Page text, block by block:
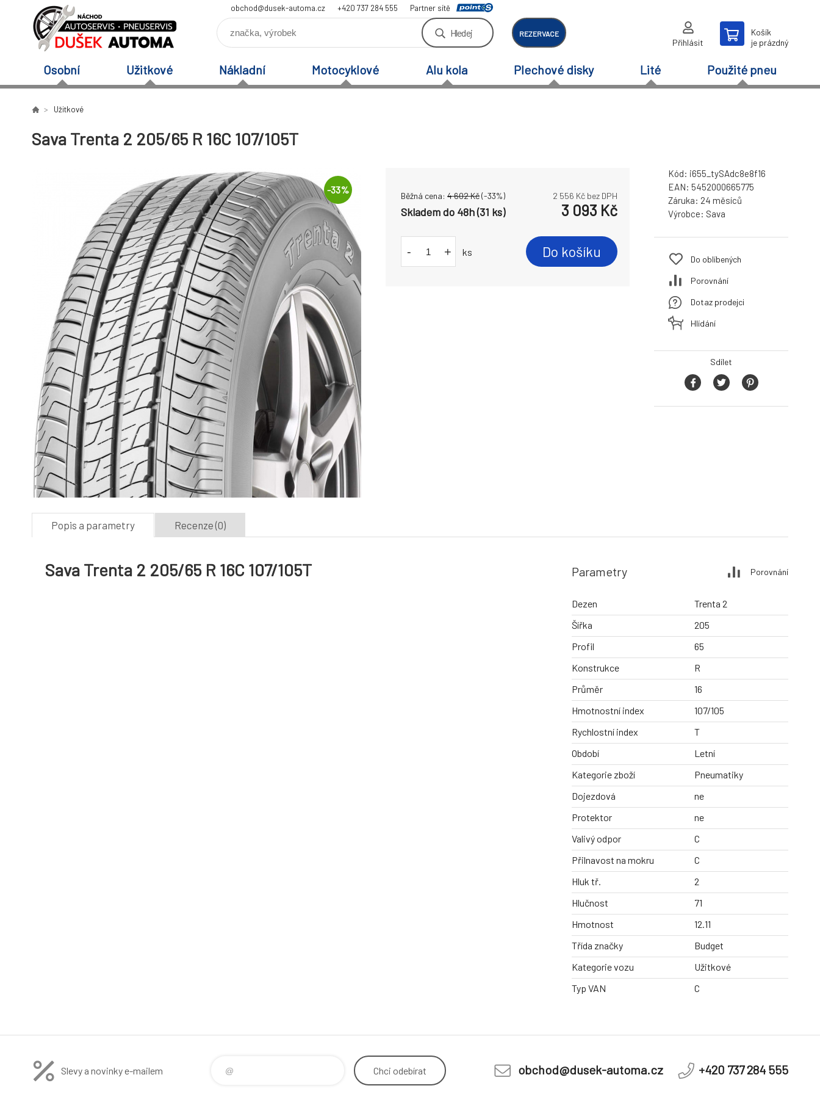
obchod@dusek-automa.cz +420 737 284 555 Partner sítě
Hledej REZERVACE
Přihlásit
Košík
je prázdný
Osobní Užitkové Nákladní Motocyklové Alu kola Plechové disky Lité Použité pneu
Užitkové
Sava Trenta 2 205/65 R 16C 107/105T
-33%
Běžná cena: 4 602Kč(-33%) 2 556 Kč bez DPH
Skladem do 48h (31 ks) 3 093 Kč
- + ks Do košíku
Kód: i655_tySAdc8e8f16
EAN: 5452000665775
Záruka: 24 měsíců
Výrobce: Sava
Do oblíbených
Porovnání
Dotaz prodejci
Hlídání
Sdílet
Popis a parametry Recenze (0)
Sava Trenta 2 205/65 R 16C 107/105T Parametry Porovnání
Dezen
Trenta 2
Šířka
205
Profil
65
Konstrukce
R
Průměr
16
Hmotnostní index
107/105
Rychlostní index
T
Období
Letní
Kategorie zboží
Pneumatiky
Dojezdová
ne
Protektor
ne
Valivý odpor
C
Přilnavost na mokru
C
Hluk tř.
2
Hlučnost
71
Hmotnost
12.11
Třída značky
Budget
Kategorie vozu
Užitkové
Typ VAN
C
Slevy a novinky e-mailem Chci odebírat obchod@dusek-automa.cz +420 737 284 555